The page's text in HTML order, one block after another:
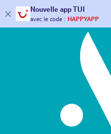
Nouvelle app TUI
30€ offerts*sur votrevoyage !
avec le code :HAPPYAPP
Hôtels & Clubs